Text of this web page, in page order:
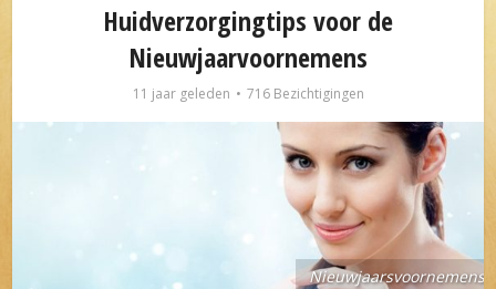
Huidverzorgingtips voor de
Nieuwjaarvoornemens
11 jaar geleden 716 Bezichtigingen
Nieuwjaarsvoornemens